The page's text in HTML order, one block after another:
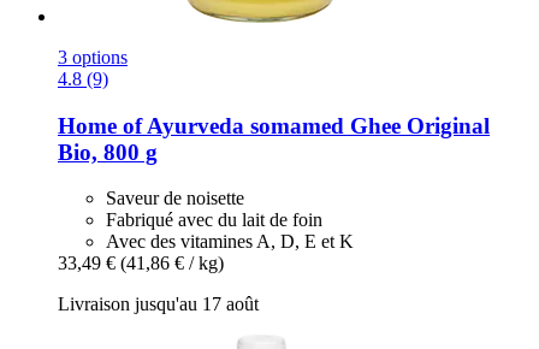
3 options
4.8 (9)
Home of Ayurveda somamed Ghee Original
Bio, 800 g
Saveur de noisette
Fabriqué avec du lait de foin
Avec des vitamines A, D, E et K
33,49 € (41,86 € / kg)
Livraison jusqu'au 17 août